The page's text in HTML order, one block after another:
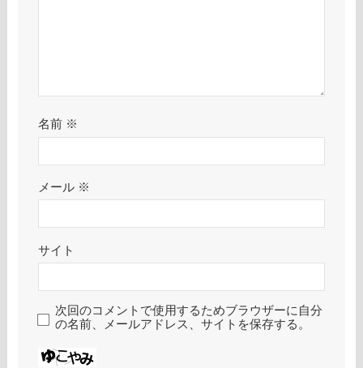
名前 ※
メール ※
サイト
次回のコメントで使用するためブラウザーに自分
の名前、メールアドレス、サイトを保存する。